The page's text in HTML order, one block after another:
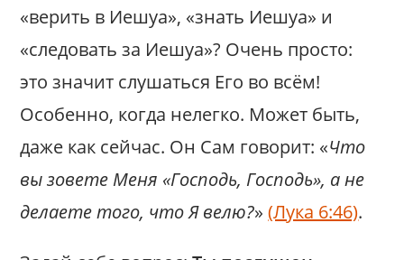
«верить в Иешуа», «знать Иешуа» и
«следовать за Иешуа»? Очень просто:
это значит слушаться Его во всём!
Особенно, когда нелегко. Может быть,
даже как сейчас. Он Сам говорит: «Что
вы зовете Меня «Господь, Господь», а не
делаете того, что Я велю?»(Лука 6:46).